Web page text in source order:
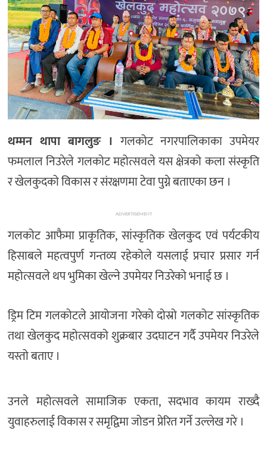
थम्मन थापा बागलुङ । गलकोट नगरपालिकाका उपमेयर
फमलाल निउरेले गलकोट महोत्सवले यस क्षेत्रको कला संस्कृति
र खेलकुदको विकास र संरक्षणमा टेवा पुग्ने बताएका छन ।
ADVERTISEMENT
गलकोट आफैमा प्राकृतिक, सांस्कृतिक खेलकुद एवं पर्यटकीय
हिसाबले महत्वपुर्ण गन्तव्य रहेकोले यसलाई प्रचार प्रसार गर्न
महोत्सवले थप भुमिका खेल्ने उपमेयर निउरेको भनाई छ ।
ड्रिम टिम गलकोटले आयोजना गरेको दोस्रो गलकोट सांस्कृतिक
तथा खेलकुद महोत्सवको शुक्रबार उदघाटन गर्दै उपमेयर निउरेले
यस्तो बताए ।
उनले महोत्सवले सामाजिक एकता, सदभाव कायम राख्दै
युवाहरुलाई विकास र समृद्विमा जोडन प्रेरित गर्ने उल्लेख गरे ।